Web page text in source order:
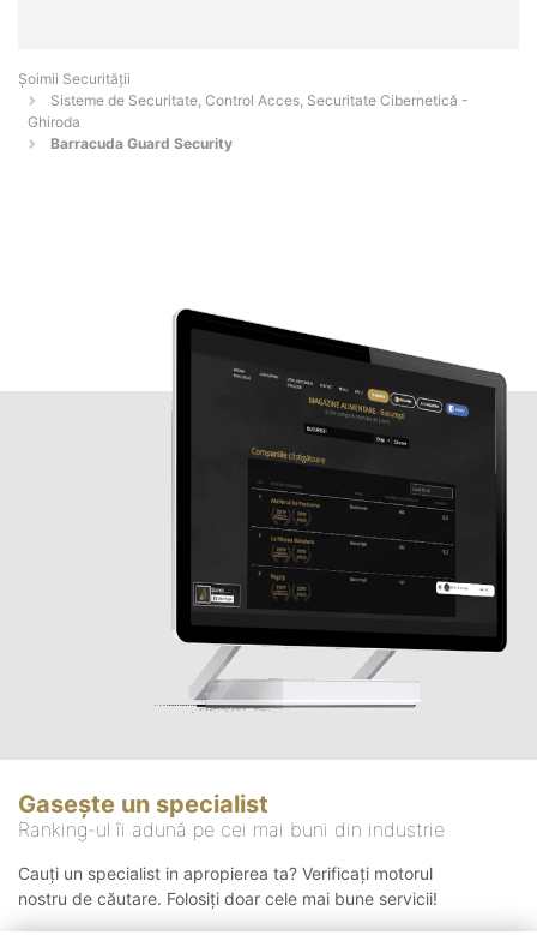
Șoimii Securității
Sisteme de Securitate, Control Acces, Securitate Cibernetică -
Ghiroda
Barracuda Guard Security
Gasește un specialist
Ranking-ul îi adună pe cei mai buni din industrie
Cauți un specialist in apropierea ta? Verificați motorul
nostru de căutare. Folosiți doar cele mai bune servicii!